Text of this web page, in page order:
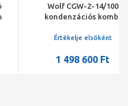
Wolf CGW-2-14/100
kondenzációs kombi
tárolóval
Értékelje elsőként
1 498 600 Ft